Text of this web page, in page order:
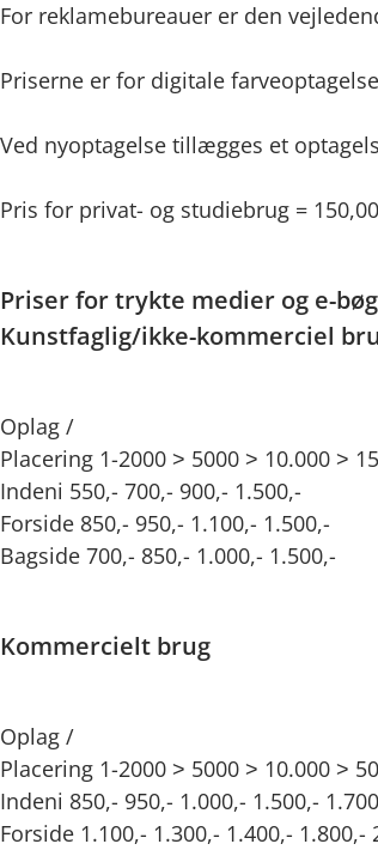
For reklamebureauer er den
Priserne er for digitale
Ved nyoptagelse tillægges et
Pris for privat- og studiebrug =
Priser for trykte medier og e-
Kunstfaglig/ikke-kommerciel
Oplag /
Placering 1-2000 ˃ 5000 ˃ 10.000 ˃
Indeni 550,- 700,- 900,- 1.500,-
Forside 850,- 950,- 1.100,- 1.500,-
Bagside 700,- 850,- 1.000,- 1.500,-
Kommercielt brug
Oplag /
Placering 1-2000 ˃ 5000 ˃ 10.000 ˃
Indeni 850,- 950,- 1.000,- 1.500,-
Forside 1.100,- 1.300,- 1.400,- 1.800,-